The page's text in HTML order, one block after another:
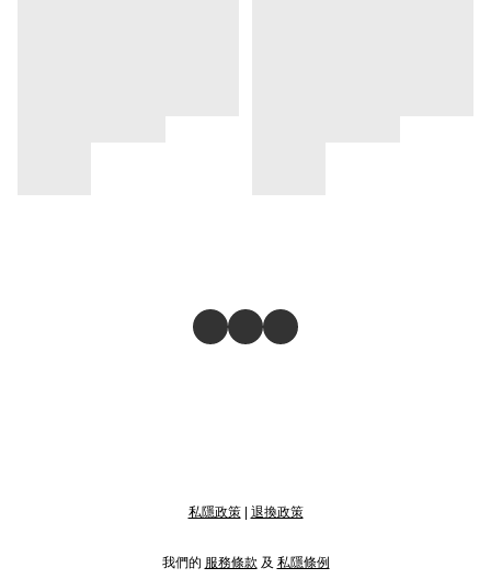
私隱政策| 退換政策
我們的 服務條款 及 私隱條例